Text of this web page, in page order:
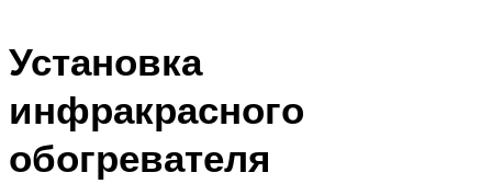
Установка
инфракрасного
обогревателя